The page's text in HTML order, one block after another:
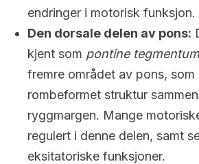
endringer i motorisk funksjon.
Den dorsale delen av pons:
kjent som pontine tegmentum
fremre området av pons, som
rombeformet struktur
ryggmargen. Mange
regulert i denne delen, samt
eksitatoriske funksjoner.